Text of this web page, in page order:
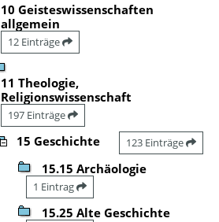
10 Geisteswissenschaften
allgemein
12 Einträge
11 Theologie,
Religionswissenschaft
197 Einträge
15 Geschichte 123 Einträge
15.15 Archäologie
1 Eintrag
15.25 Alte Geschichte